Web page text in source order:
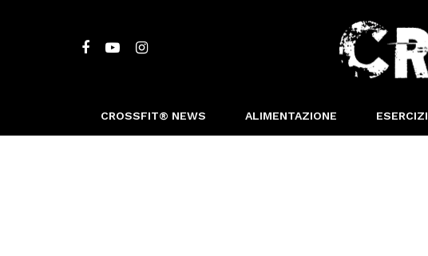
CROSSFIT® NEWS ALIMENTAZIONE ESERCIZI